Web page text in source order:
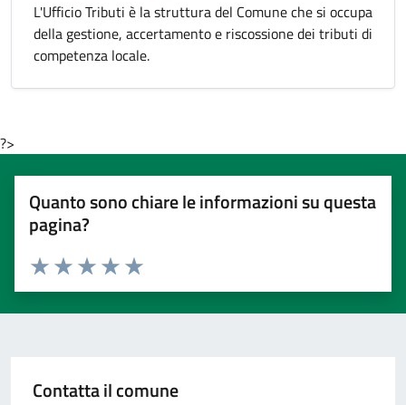
L'Ufficio Tributi è la struttura del Comune che si occupa
della gestione, accertamento e riscossione dei tributi di
competenza locale.
?>
Quanto sono chiare le informazioni su questa
pagina?
Valuta 5 stelle su 5
Valuta 4 stelle su 5
Valuta 3 stelle su 5
Valuta 2 stelle su 5
Valuta 1 stelle su 5
Contatta il comune